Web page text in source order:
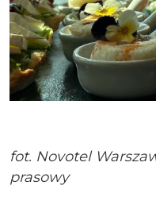
fot. Novotel
prasowy